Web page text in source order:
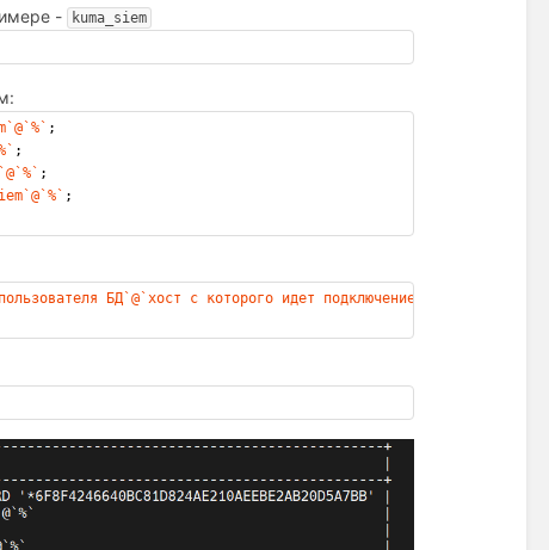
-
kuma_siem
;
;
;
;
БД`@`хост с которого идет подключение`